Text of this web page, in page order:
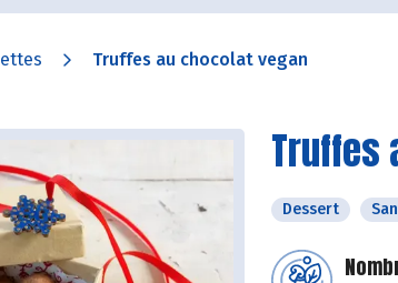
Truffes au chocolat vegan
Truffes
Dessert